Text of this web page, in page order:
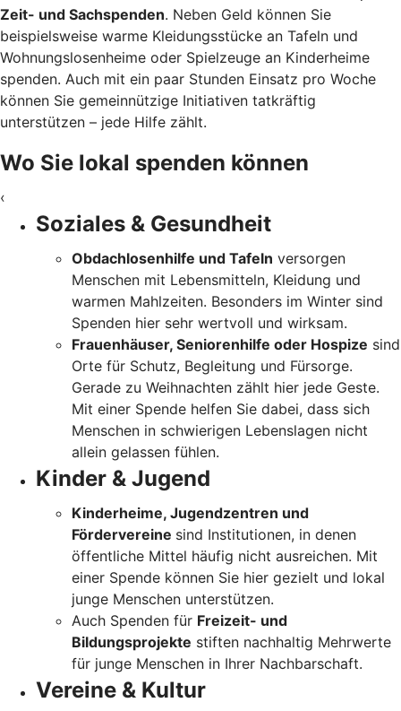
Zeit- und Sachspenden. Neben Geld können Sie
beispielsweise warme Kleidungsstücke an Tafeln und
Wohnungslosenheime oder Spielzeuge an Kinderheime
spenden. Auch mit ein paar Stunden Einsatz pro Woche
können Sie gemeinnützige Initiativen tatkräftig
unterstützen – jede Hilfe zählt.
Wo Sie lokal spenden können
‹
Soziales & Gesundheit
Obdachlosenhilfe und Tafeln versorgen
Menschen mit Lebensmitteln, Kleidung und
warmen Mahlzeiten. Besonders im Winter sind
Spenden hier sehr wertvoll und wirksam.
Frauenhäuser, Seniorenhilfe oder Hospize sind
Orte für Schutz, Begleitung und Fürsorge.
Gerade zu Weihnachten zählt hier jede Geste.
Mit einer Spende helfen Sie dabei, dass sich
Menschen in schwierigen Lebenslagen nicht
allein gelassen fühlen.
Kinder & Jugend
Kinderheime, Jugendzentren und
Fördervereine sind Institutionen, in denen
öffentliche Mittel häufig nicht ausreichen. Mit
einer Spende können Sie hier gezielt und lokal
junge Menschen unterstützen.
Auch Spenden für Freizeit- und
Bildungsprojekte stiften nachhaltig Mehrwerte
für junge Menschen in Ihrer Nachbarschaft.
Vereine & Kultur